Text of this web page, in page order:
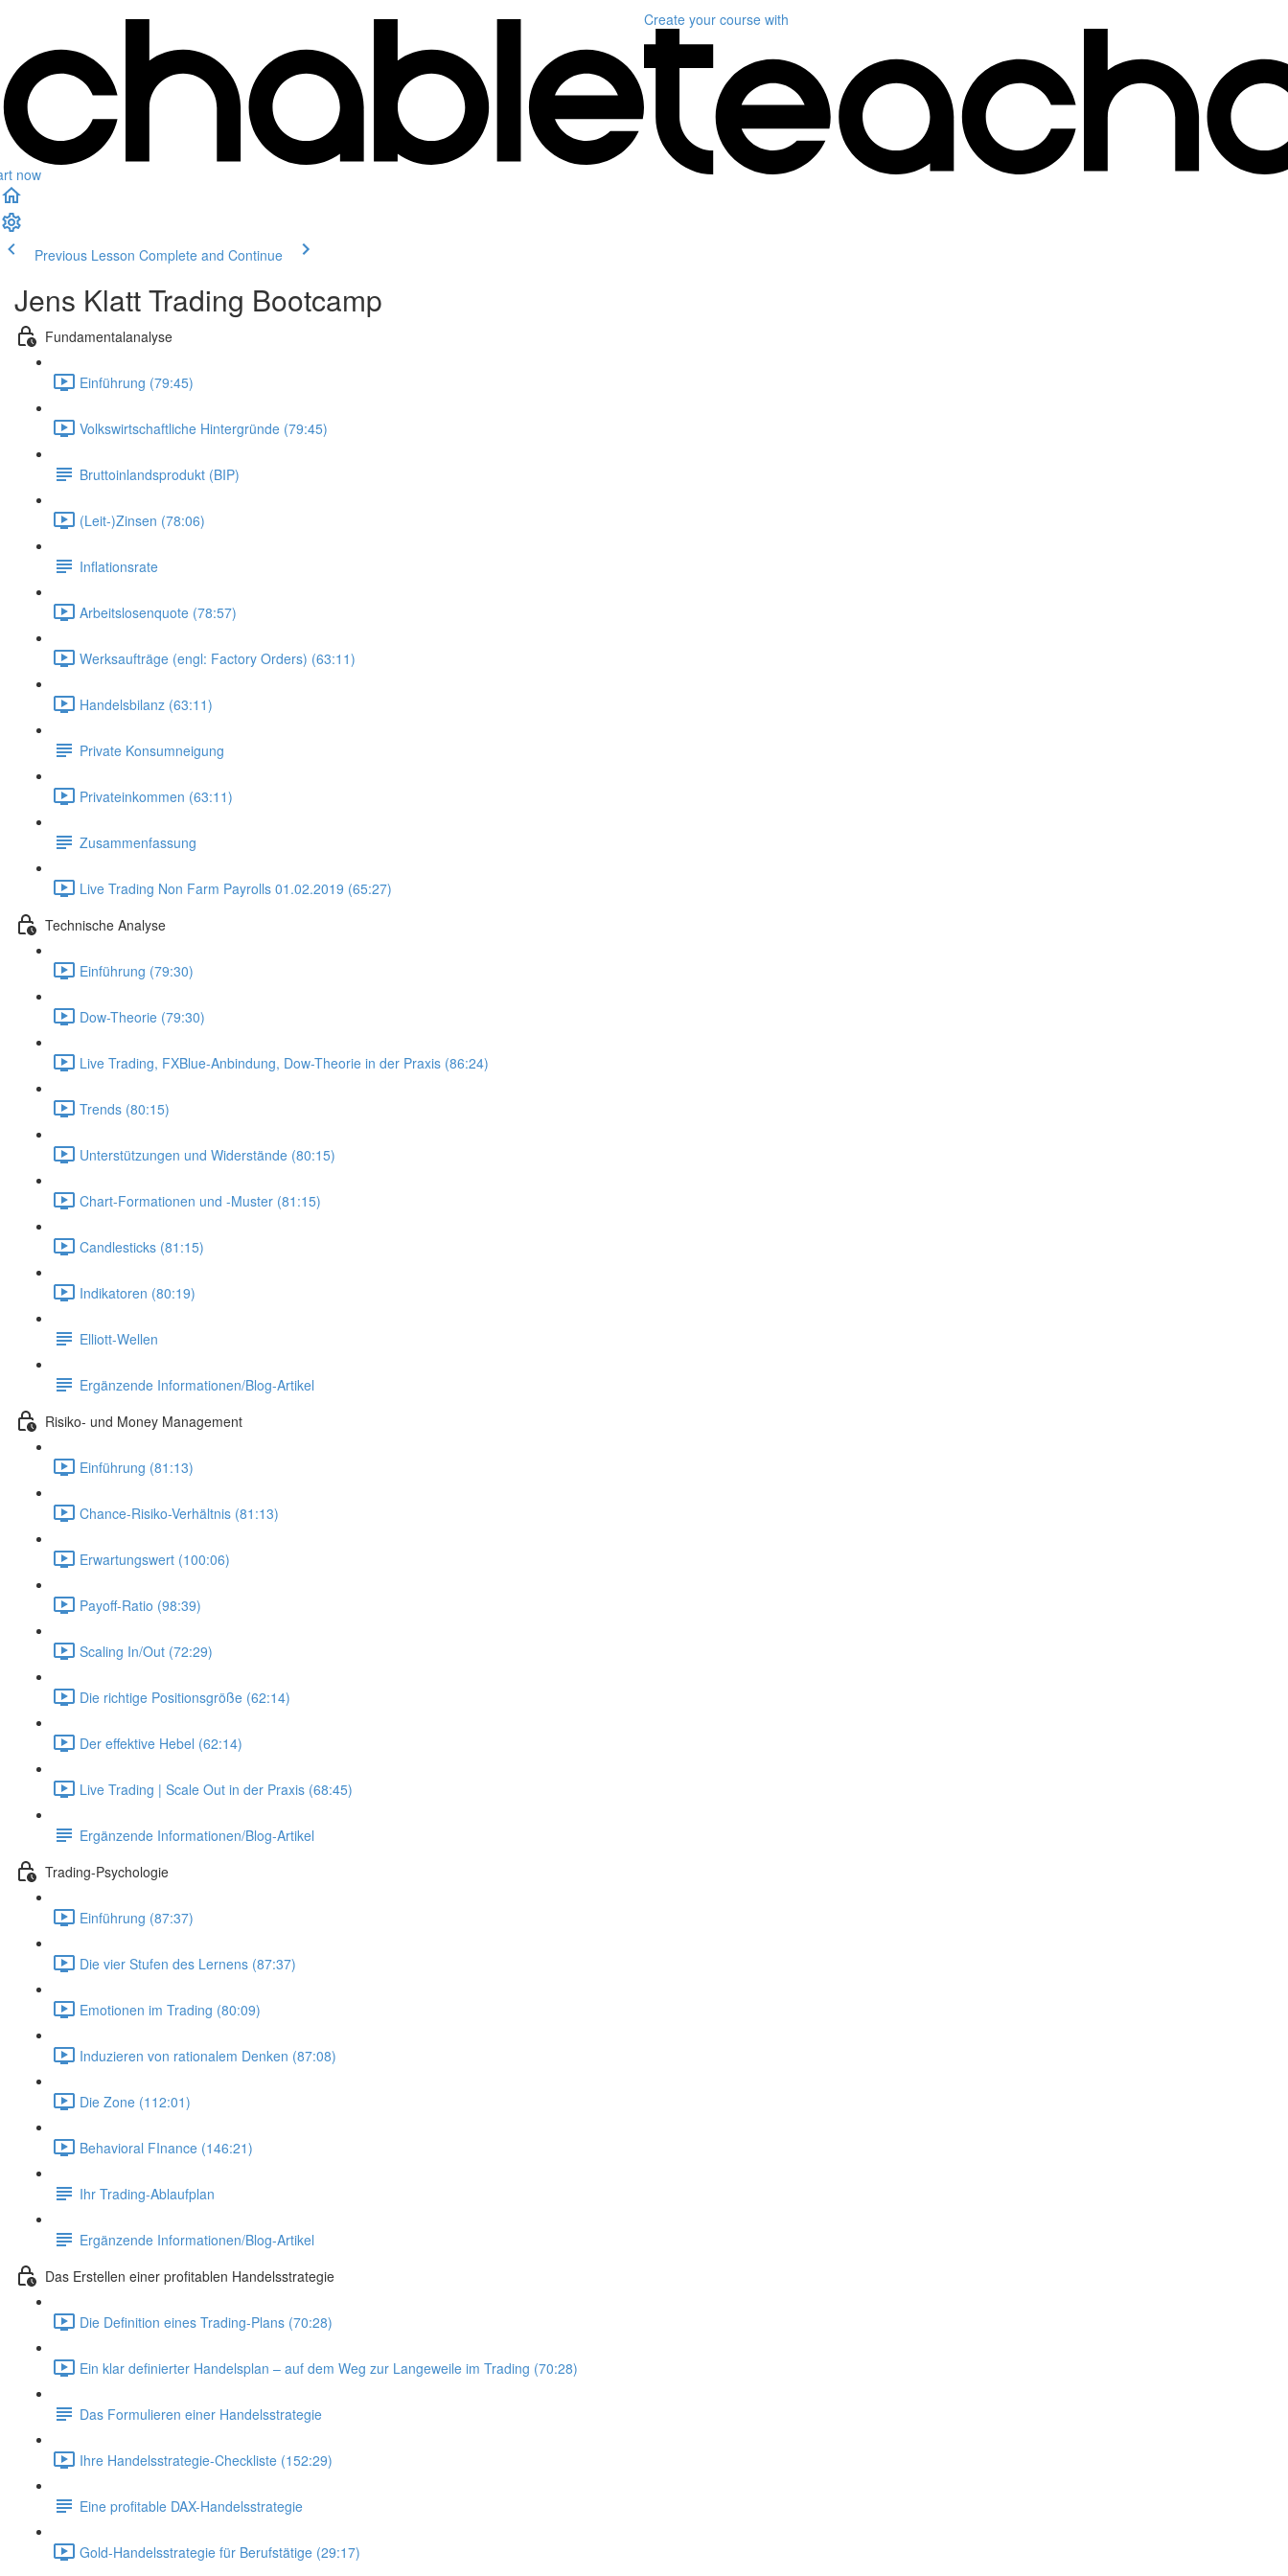
now
Create your course with
Previous Lesson Complete and Continue
Jens Klatt Trading Bootcamp
Fundamentalanalyse
Einführung (79:45)
Volkswirtschaftliche Hintergründe (79:45)
Bruttoinlandsprodukt (BIP)
(Leit-)Zinsen (78:06)
Inflationsrate
Arbeitslosenquote (78:57)
Werksaufträge (engl: Factory Orders) (63:11)
Handelsbilanz (63:11)
Private Konsumneigung
Privateinkommen (63:11)
Zusammenfassung
Live Trading Non Farm Payrolls 01.02.2019 (65:27)
Technische Analyse
Einführung (79:30)
Dow-Theorie (79:30)
Live Trading, FXBlue-Anbindung, Dow-Theorie in der Praxis (86:24)
Trends (80:15)
Unterstützungen und Widerstände (80:15)
Chart-Formationen und -Muster (81:15)
Candlesticks (81:15)
Indikatoren (80:19)
Elliott-Wellen
Ergänzende Informationen/Blog-Artikel
Risiko- und Money Management
Einführung (81:13)
Chance-Risiko-Verhältnis (81:13)
Erwartungswert (100:06)
Payoff-Ratio (98:39)
Scaling In/Out (72:29)
Die richtige Positionsgröße (62:14)
Der effektive Hebel (62:14)
Live Trading | Scale Out in der Praxis (68:45)
Ergänzende Informationen/Blog-Artikel
Trading-Psychologie
Einführung (87:37)
Die vier Stufen des Lernens (87:37)
Emotionen im Trading (80:09)
Induzieren von rationalem Denken (87:08)
Die Zone (112:01)
Behavioral FInance (146:21)
Ihr Trading-Ablaufplan
Ergänzende Informationen/Blog-Artikel
Das Erstellen einer profitablen Handelsstrategie
Die Definition eines Trading-Plans (70:28)
Ein klar definierter Handelsplan – auf dem Weg zur Langeweile im Trading (70:28)
Das Formulieren einer Handelsstrategie
Ihre Handelsstrategie-Checkliste (152:29)
Eine profitable DAX-Handelsstrategie
Gold-Handelsstrategie für Berufstätige (29:17)